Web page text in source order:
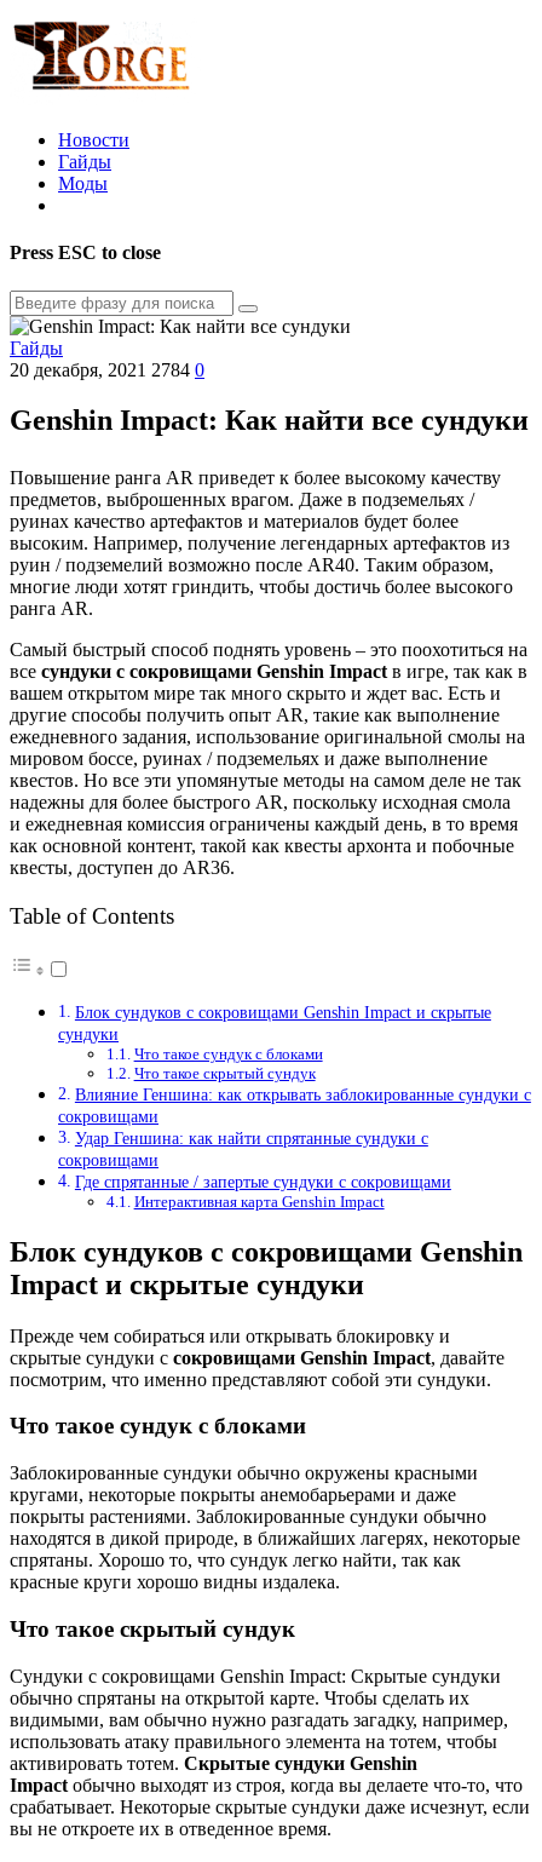
Новости
Гайды
Моды
Press ESC to close
Гайды
20 декабря, 2021 2784 0
Genshin Impact: Как найти все сундуки
Повышение ранга AR приведет к более высокому качеству
предметов, выброшенных врагом. Даже в подземельях /
руинах качество артефактов и материалов будет более
высоким. Например, получение легендарных артефактов из
руин / подземелий возможно после AR40. Таким образом,
многие люди хотят гриндить, чтобы достичь более высокого
ранга AR.
Самый быстрый способ поднять уровень – это поохотиться на
все сундуки с сокровищами Genshin Impactв игре, так как в
вашем открытом мире так много скрыто и ждет вас. Есть и
другие способы получить опыт AR, такие как выполнение
ежедневного задания, использование оригинальной смолы на
мировом боссе, руинах / подземельях и даже выполнение
квестов. Но все эти упомянутые методы на самом деле не так
надежны для более быстрого AR, поскольку исходная смола
и ежедневная комиссия ограничены каждый день, в то время
как основной контент, такой как квесты архонта и побочные
квесты, доступен до AR36.
Table of Contents
Блок сундуков с сокровищами Genshin Impact и скрытые
сундуки
Что такое сундук с блоками
Что такое скрытый сундук
Влияние Геншина: как открывать заблокированные сундуки с
сокровищами
Удар Геншина: как найти спрятанные сундуки с
сокровищами
Где спрятанные / запертые сундуки с сокровищами
Интерактивная карта Genshin Impact
Блок сундуков с сокровищами Genshin
Impact и скрытые сундуки
Прежде чем собираться или открывать блокировку и
скрытые сундуки с сокровищами Genshin Impact, давайте
посмотрим, что именно представляют собой эти сундуки.
Что такое сундук с блоками
Заблокированные сундуки обычно окружены красными
кругами, некоторые покрыты анемобарьерами и даже
покрыты растениями. Заблокированные сундуки обычно
находятся в дикой природе, в ближайших лагерях, некоторые
спрятаны. Хорошо то, что сундук легко найти, так как
красные круги хорошо видны издалека.
Что такое скрытый сундук
Сундуки с сокровищами Genshin Impact: Скрытые сундуки
обычно спрятаны на открытой карте. Чтобы сделать их
видимыми, вам обычно нужно разгадать загадку, например,
использовать атаку правильного элемента на тотем, чтобы
активировать тотем. Скрытые сундуки Genshin
Impact обычно выходят из строя, когда вы делаете что-то, что
срабатывает. Некоторые скрытые сундуки даже исчезнут, если
вы не откроете их в отведенное время.